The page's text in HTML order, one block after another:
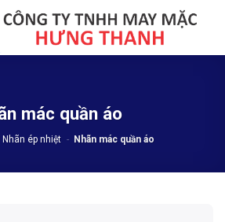
mác quần áo
Nhãn ép nhiệt - Nhãn mác quần áo